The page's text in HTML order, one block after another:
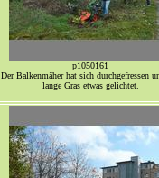
p1050161
Der Balkenmäher hat sich durchgefressen
lange Gras etwas gelichtet.